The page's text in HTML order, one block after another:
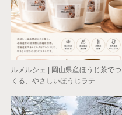
ルメルシェ | 岡山県産ほうじ茶でつ
くる、やさしいほうじラテ…